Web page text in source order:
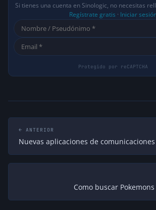
Si tienes una cuenta en Sinologic, no necesitas
Regístrate gratis · Iniciar
← ANTERIOR
Nuevas aplicaciones de
Como buscar